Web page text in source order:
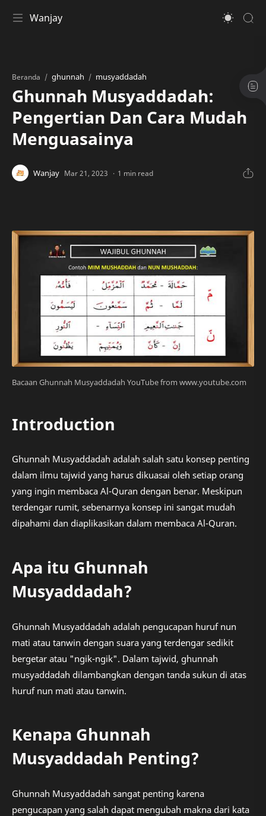
Wanjay
Beranda ghunnah musyaddadah
Ghunnah Musyaddadah:
Pengertian Dan Cara Mudah
Menguasainya
1 min read
Bacaan Ghunnah Musyaddadah YouTube from www.youtube.com
Introduction
Ghunnah Musyaddadah adalah salah satu konsep penting
dalam ilmu tajwid yang harus dikuasai oleh setiap orang
yang ingin membaca Al-Quran dengan benar. Meskipun
terdengar rumit, sebenarnya konsep ini sangat mudah
dipahami dan diaplikasikan dalam membaca Al-Quran.
Apa itu Ghunnah
Musyaddadah?
Ghunnah Musyaddadah adalah pengucapan huruf nun
mati atau tanwin dengan suara yang terdengar sedikit
bergetar atau "ngik-ngik". Dalam tajwid, ghunnah
musyaddadah dilambangkan dengan tanda sukun di atas
huruf nun mati atau tanwin.
Kenapa Ghunnah
Musyaddadah Penting?
Ghunnah Musyaddadah sangat penting karena
pengucapan yang salah dapat mengubah makna dari kata